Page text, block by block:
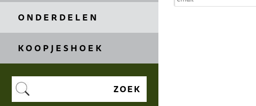
ONDERDELEN
KOOPJESHOEK
ZOEK